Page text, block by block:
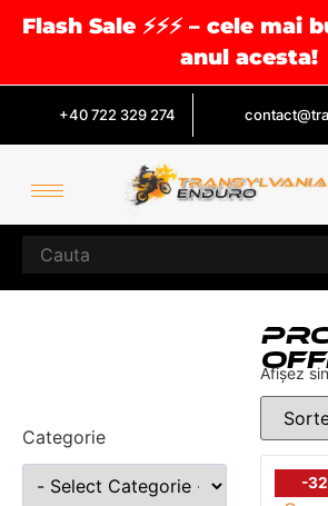
Flash Sale ⚡⚡⚡ – cele
anul acesta!
+40 722 329 274
Categorie
Afișez
-